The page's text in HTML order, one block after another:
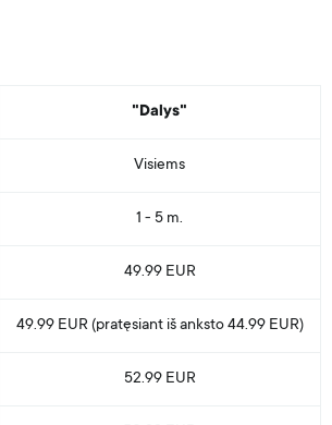
"Dalys"
Visiems
1 - 5 m.
49.99 EUR
49.99 EUR (pratęsiant iš anksto44.99 EUR)
52.99 EUR